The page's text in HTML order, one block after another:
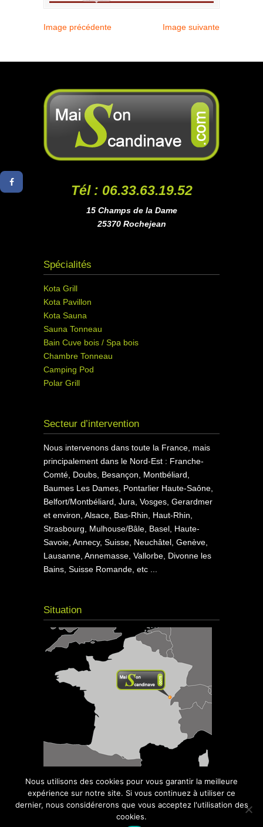
Image précédente Image suivante
Tél : 06.33.63.19.52
15 Champs de la Dame
25370 Rochejean
Spécialités
Kota Grill
Kota Pavillon
Kota Sauna
Sauna Tonneau
Bain Cuve bois / Spa bois
Chambre Tonneau
Camping Pod
Polar Grill
Secteur d’intervention
Nous intervenons dans toute la France, mais
principalement dans le Nord-Est : Franche-
Comté, Doubs, Besançon, Montbéliard,
Baumes Les Dames, Pontarlier Haute-Saône,
Belfort/Montbéliard, Jura, Vosges, Gerardmer
et environ, Alsace, Bas-Rhin, Haut-Rhin,
Strasbourg, Mulhouse/Bâle, Basel, Haute-
Savoie, Annecy, Suisse, Neuchâtel, Genève,
Lausanne, Annemasse, Vallorbe, Divonne les
Bains, Suisse Romande, etc ...
Situation
Maison Scandinave
Nous utilisons des cookies pour vous garantir la meilleure
expérience sur notre site. Si vous continuez à utiliser ce
dernier, nous considérerons que vous acceptez l'utilisation des
cookies.